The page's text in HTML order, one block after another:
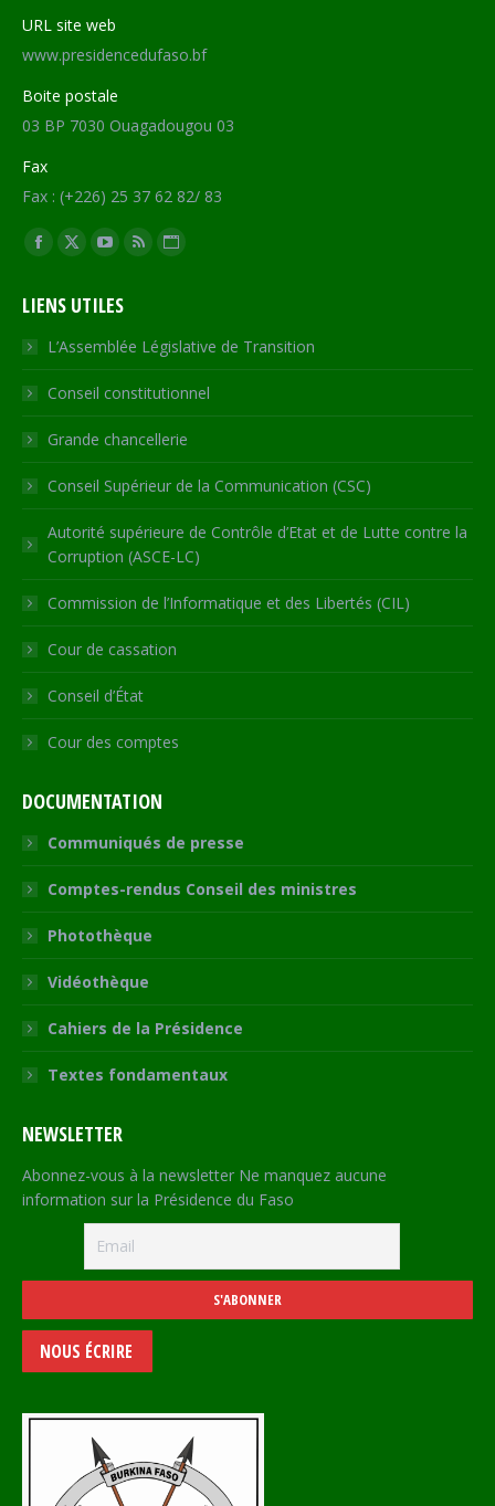
URL site web
www.presidencedufaso.bf
Boite postale
03 BP 7030 Ouagadougou 03
Fax
Fax : (+226) 25 37 62 82/ 83
Trouvez nous sur :
Facebook
opens
in
new
window
X
opens
in
new
window
YouTube
opens
in
new
window
RSS
in
new
window
Site
opens
in
new
LIENS UTILES
L’Assemblée Législative de Transition
Conseil constitutionnel
Grande chancellerie
Conseil Supérieur de la Communication (CSC)
Autorité supérieure de Contrôle d’Etat et de Lutte contre la
Corruption (ASCE-LC)
Commission de l’Informatique et des Libertés (CIL)
Cour de cassation
Conseil d’État
Cour des comptes
DOCUMENTATION
Communiqués de presse
Comptes-rendus Conseil des ministres
Photothèque
Vidéothèque
Cahiers de la Présidence
Textes fondamentaux
NEWSLETTER
Abonnez-vous à la newsletter Ne manquez aucune
information sur la Présidence du Faso
NOUS ÉCRIRE